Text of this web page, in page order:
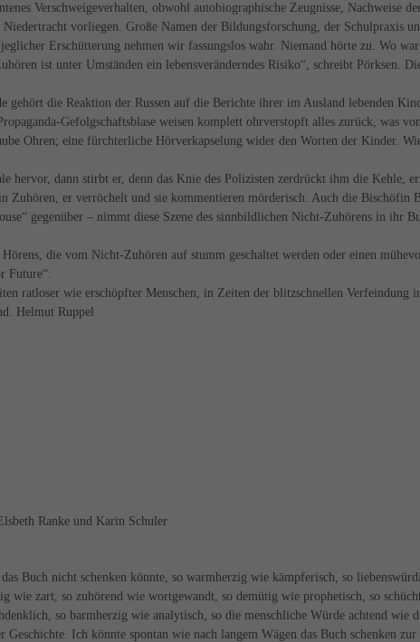
Verschweigeverhalten, obwohl autobiographische Zeugnisse, Nachweise
vorliegen. Große Namen der Bildungsforschung, der Schulpraxis
Erschütterung nehmen wir fassungslos wahr. Niemand hörte zu. Wo war
ist unter Umständen ein lebensveränderndes Risiko“, schreibt Pörksen.
gehört die Reaktion der Russen auf die Berichte ihrer im Ausland lebenden
Gefolgschaftsblase weisen komplett ohrverstopft alles zurück, was
Ohren; eine fürchterliche Hörverkapselung wider den Worten der Kinder.
hervor, dann stirbt er, denn das Knie des Polizisten zerdrückt ihm die Kehle,
Zuhören, er verröchelt und sie kommentieren mörderisch. Auch die Bischöfin
gegenüber – nimmt diese Szene des sinnbildlichen Nicht-Zuhörens in ihr
die vom Nicht-Zuhören auf stumm geschaltet werden oder einen
Future“.
ratloser wie erschöpfter Menschen, in Zeiten der blitzschnellen Verfeindung
Helmut Ruppel
Ranke und Karin Schuler
Buch nicht schenken könnte, so warmherzig wie kämpferisch, so
wie zart, so zuhörend wie wortgewandt, so demütig wie prophetisch, so
so barmherzig wie analytisch, so die menschliche Würde achtend wie
Ich könnte spontan wie nach langem Wägen das Buch schenken zur